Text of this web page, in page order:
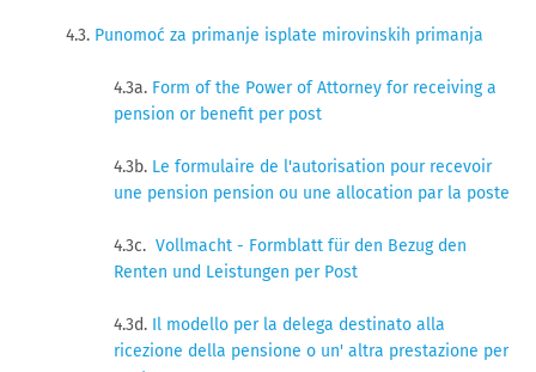
4.3. Punomoć za primanje isplate mirovinskih primanja
4.3a. Form of the Power of Attorney for receiving a
pension or benefit per post
4.3b. Le formulaire de l'autorisation pour recevoir
une pension pension ou une allocation par la poste
4.3c. Vollmacht - Formblatt für den Bezug den
Renten und Leistungen per Post
4.3d. Il modello per la delega destinato alla
ricezione della pensione o un' altra prestazione per